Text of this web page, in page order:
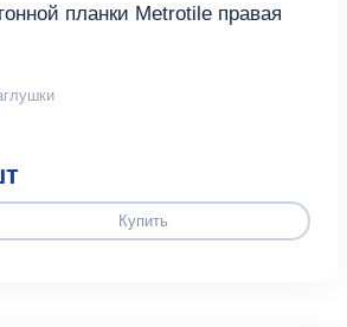
планки Metrotile правая
Купить